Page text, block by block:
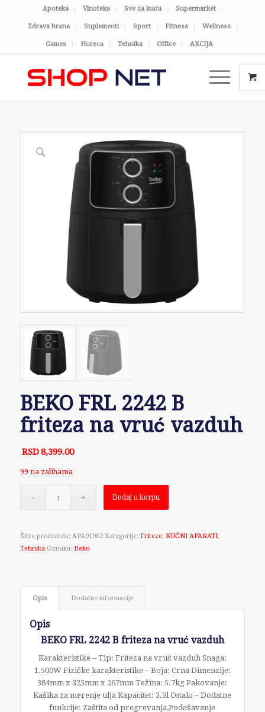
Apoteka Vinoteka Sve za kuću Supermarket
Zdrava hrana Suplementi Sport Fitness Wellness
Games Horeca Tehnika Office AKCIJA
BEKO FRL 2242 B
friteza na vruć vazduh
RSD8,399.00
99 na zalihama
Dodaj u korpu
Šifra proizvoda: APA01962 Kategorije: Friteze, KUĆNI APARATI,
Tehnika Oznaka: Beko
Opis Dodatne informacije
Opis
BEKO FRL 2242 B friteza na vruć vazduh
Karakteristike – Tip: Friteza na vruć vazduh Snaga:
1.500W Fizičke karakteristike – Boja: Crna Dimenzije:
384mm x 325mm x 267mm Težina: 5.7kg Pakovanje:
Kašika za merenje ulja Kapacitet: 3.9l Ostalo – Dodatne
funkcije: Zaštita od pregrevanja,Podešavanje